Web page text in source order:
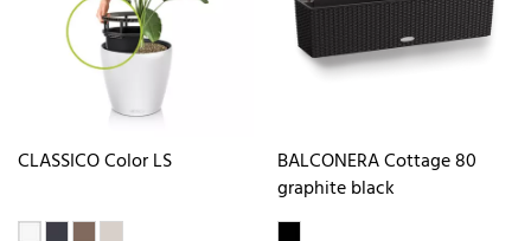
CLASSICO Color LS
BALCONERA Cottage 80
graphite black